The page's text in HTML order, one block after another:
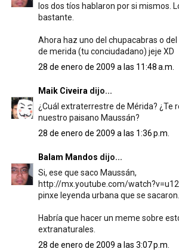
los dos tíos hablaron por si mismos.
bastante.
Ahora haz uno del chupacabras o
de merida (tu conciudadano) jeje XD
28 de enero de 2009 a las 11:48 a.m.
Maik Civeira dijo...
¿Cuál extraterrestre de Mérida? ¿Te
nuestro paisano Maussán?
28 de enero de 2009 a las 1:36 p.m.
Balam Mandos dijo...
Si, ese que saco Maussán,
http://mx.youtube.com/
pinxe leyenda urbana que se sacaron.
Habría que hacer un meme sobre
extranaturales.
28 de enero de 2009 a las 3:07 p.m.